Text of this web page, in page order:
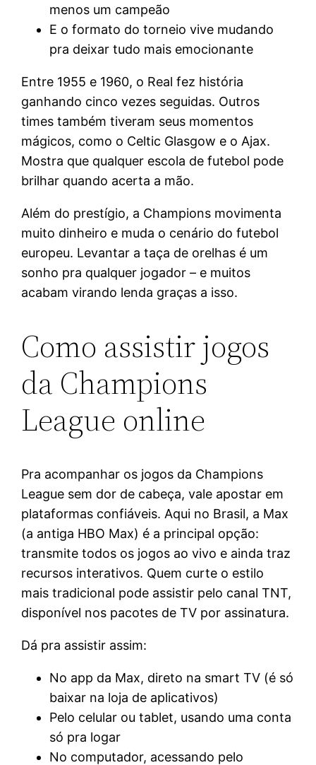
menos um campeão
E o formato do torneio vive mudando
pra deixar tudo mais emocionante
Entre 1955 e 1960, o Real fez história
ganhando cinco vezes seguidas. Outros
times também tiveram seus momentos
mágicos, como o Celtic Glasgow e o Ajax.
Mostra que qualquer escola de futebol pode
brilhar quando acerta a mão.
Além do prestígio, a Champions movimenta
muito dinheiro e muda o cenário do futebol
europeu. Levantar a taça de orelhas é um
sonho pra qualquer jogador – e muitos
acabam virando lenda graças a isso.
Como assistir jogos
da Champions
League online
Pra acompanhar os jogos da Champions
League sem dor de cabeça, vale apostar em
plataformas confiáveis. Aqui no Brasil, a Max
(a antiga HBO Max) é a principal opção:
transmite todos os jogos ao vivo e ainda traz
recursos interativos. Quem curte o estilo
mais tradicional pode assistir pelo canal TNT,
disponível nos pacotes de TV por assinatura.
Dá pra assistir assim:
No app da Max, direto na smart TV (é só
baixar na loja de aplicativos)
Pelo celular ou tablet, usando uma conta
só pra logar
No computador, acessando pelo